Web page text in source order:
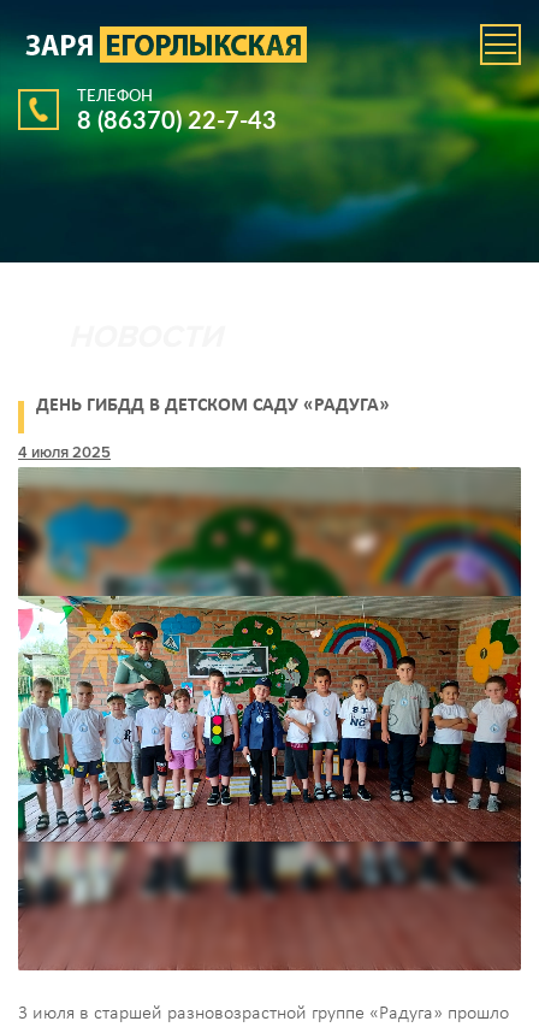
ТЕЛЕФОН
8 (86370) 22-7-43
ДЕНЬ ГИБДД В ДЕТСКОМ САДУ «РАДУГА»
4 июля 2025
3 июля в старшей разновозрастной группе «Радуга» прошло